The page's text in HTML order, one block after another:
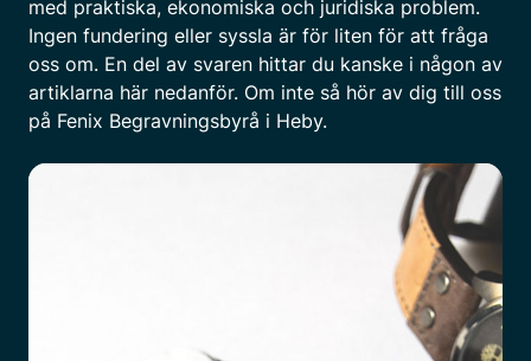
med praktiska, ekonomiska och juridiska problem.
Ingen fundering eller syssla är för liten för att fråga
oss om. En del av svaren hittar du kanske i någon av
artiklarna här nedanför. Om inte så hör av dig till oss
på Fenix Begravningsbyrå i Heby.